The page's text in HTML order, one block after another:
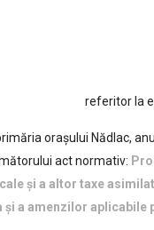
referitor la
orașului Nădlac,
act normativ:
şi a altor taxe
a amenzilor aplicabile